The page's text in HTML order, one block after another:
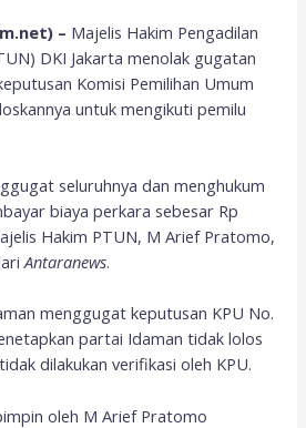
– Majelis Hakim Pengadilan
DKI Jakarta menolak gugatan
Komisi Pemilihan Umum
untuk mengikuti pemilu
seluruhnya dan menghukum
biaya perkara sebesar Rp
Hakim PTUN, M Arief Pratomo,
Antaranews.
menggugat keputusan KPU No.
partai Idaman tidak lolos
dilakukan verifikasi oleh KPU.
oleh M Arief Pratomo